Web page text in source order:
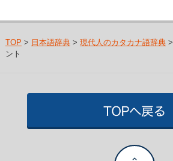
TOP > 日本語辞典> 現代人のカタカナ語辞典>
ント